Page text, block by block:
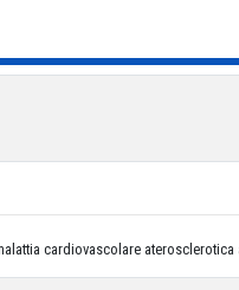
cardiovascolare